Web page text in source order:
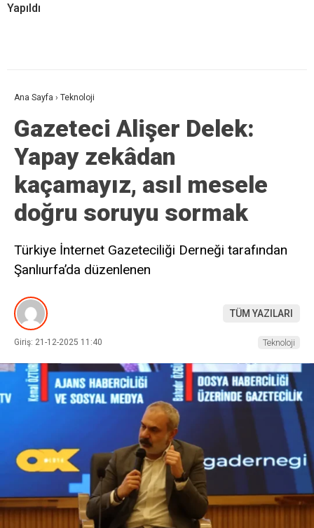
Yapıldı
Ana Sayfa › Teknoloji
Gazeteci Alişer Delek:
Yapay zekâdan
kaçamayız, asıl mesele
doğru soruyu sormak
Türkiye İnternet Gazeteciliği Derneği tarafından
Şanlıurfa’da düzenlenen
TÜM YAZILARI
Giriş: 21-12-2025 11:40 Teknoloji